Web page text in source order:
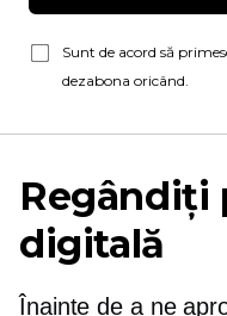
Sunt de acord să
dezabona oricând.
Regândiți
digitală
Înainte de a ne